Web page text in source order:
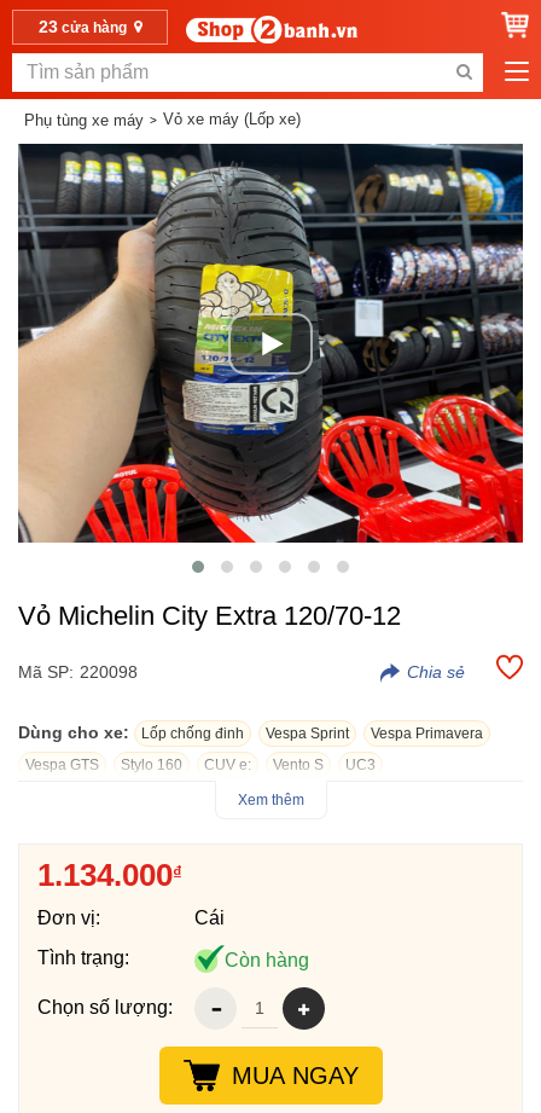
23cửa hàng
Phụ tùng xe máy Vỏ xe máy (Lốp xe)
Vỏ Michelin City Extra 120/70-12
Mã SP: 220098
Dùng cho xe: Lốp chống đinh Vespa Sprint
Vespa Primavera
Vespa GTS
Stylo 160 CUV e: Vento S UC3
Pilot Road 4 và Road 5 các dòng xe PKL của Michelin.
Vỏ Michelin City Extra 120/70-12 có độ ổn định và khả năng xử
lý nước trên đường tuyệt vời nhờ các rãnh gai nhỏ trên bề mặt
vỏ, rãnh gai nhỏ tiếp xúc với mặt đường ướt và xé ra 2 bên
trong lúc vận hành, giúp xe không trơn trượt một cách hiệu quả.
Với 3 lớp bố được gia cường để tăng khả năng chống đinh,
Vỏ Michelin City Extra 120/70-12 gắn được xe Vespa Sprint,
Primavera, Honda MSX... được sản xuất tại Indonesia.
Xem thêm
1.134.000₫
Đơn vị:
Cái
Tình trạng:
Còn hàng
Chọn số lượng:
MUA NGAY